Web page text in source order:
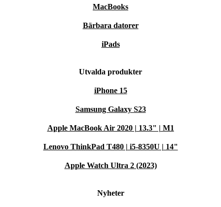
MacBooks
Bärbara datorer
iPads
Utvalda produkter
iPhone 15
Samsung Galaxy S23
Apple MacBook Air 2020 | 13.3" | M1
Lenovo ThinkPad T480 | i5-8350U | 14"
Apple Watch Ultra 2 (2023)
Nyheter